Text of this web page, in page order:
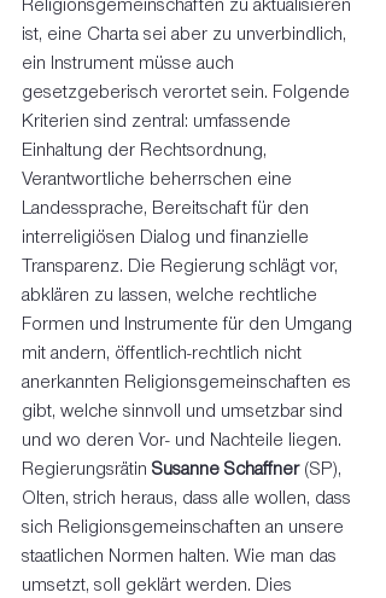
Religionsgemeinschaften zu aktualisieren
ist, eine Charta sei aber zu unverbindlich,
ein Instrument müsse auch
gesetzgeberisch verortet sein. Folgende
Kriterien sind zentral: umfassende
Einhaltung der Rechtsordnung,
Verantwortliche beherrschen eine
Landessprache, Bereitschaft für den
interreligiösen Dialog und finanzielle
Transparenz. Die Regierung schlägt vor,
abklären zu lassen, welche rechtliche
Formen und Instrumente für den Umgang
mit andern, öffentlich-rechtlich nicht
anerkannten Religionsgemeinschaften es
gibt, welche sinnvoll und umsetzbar sind
und wo deren Vor- und Nachteile liegen.
Regierungsrätin Susanne Schaffner (SP),
Olten, strich heraus, dass alle wollen, dass
sich Religionsgemeinschaften an unsere
staatlichen Normen halten. Wie man das
umsetzt, soll geklärt werden. Dies